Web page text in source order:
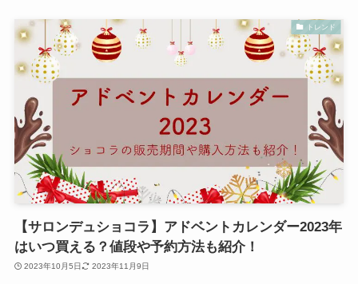
トレンド
【サロンデュショコラ】アドベントカレンダー2023年
はいつ買える？値段や予約方法も紹介！
2023年10月5日 2023年11月9日